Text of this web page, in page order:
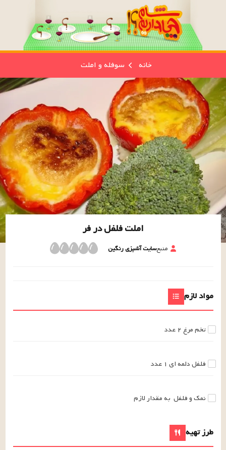
خانه سوفله و املت
املت فلفل در فر
منبعسایت آشپزی رنگین
مواد لازم
تخم مرغ ۲ عدد
فلفل دلمه ای ۱ عدد
نمک و فلفل به مقدار لازم
طرز تهیه